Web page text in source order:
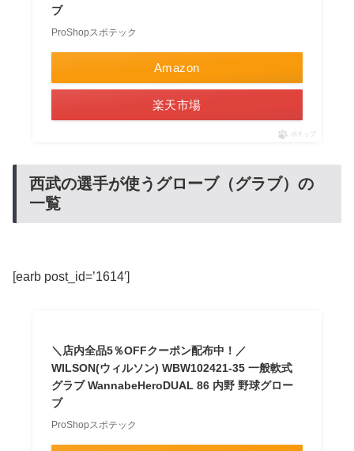
ブ
ProShopスポテック
Amazon
楽天市場
ポチップ
西武の選手が使うグローブ（グラブ）の
一覧
[earb post_id=’1614′]
＼店内全品5％OFFクーポン配布中！／
WILSON(ウィルソン) WBW102421-35 一般軟式
グラブ WannabeHeroDUAL 86 内野 野球グロー
ブ
ProShopスポテック